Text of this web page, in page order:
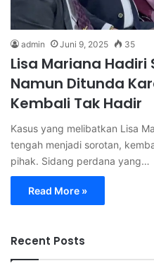
admin Juni 9, 2025 35
Lisa Mariana Hadiri
Namun Ditunda
Kembali Tak Hadir
Kasus yang melibatkan Lisa
tengah menjadi sorotan,
pihak. Sidang perdana yang…
Read More »
Recent Posts